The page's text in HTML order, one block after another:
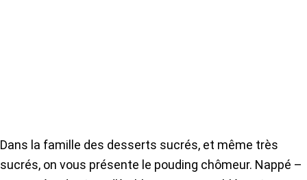
Dans la famille des desserts sucrés, et même très
sucrés, on vous présente le pouding chômeur. Nappé –